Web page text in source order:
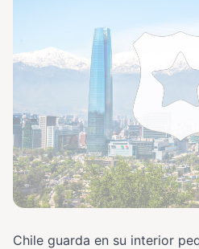
Chile guarda en su interior